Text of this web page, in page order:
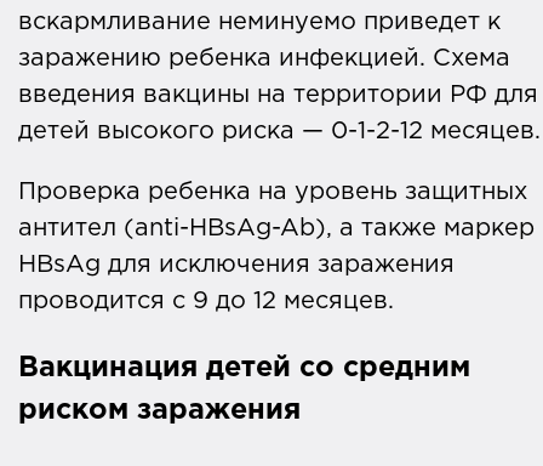
вскармливание неминуемо приведет к
заражению ребенка инфекцией. Схема
введения вакцины на территории РФ для
детей высокого риска — 0-1-2-12
Проверка ребенка на уровень защитных
антител (anti-HBsAg-Ab), а также маркер
HBsAg для исключения заражения
проводится с 9 до 12 месяцев.
Вакцинация детей со средним
риском заражения